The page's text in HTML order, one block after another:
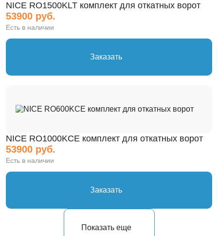
NICE RO1500KLT комплект для откатных ворот
53900 руб.
Есть в наличии
Заказать
NICE RO1000KCE комплект для откатных ворот
53900 руб.
Есть в наличии
Заказать
Показать еще